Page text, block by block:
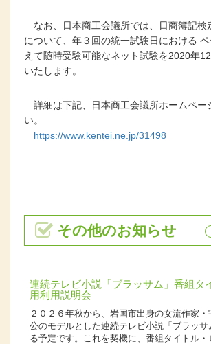
なお、日本商工会議所では、日商簿記検
について、年３回の統一試験日における
えて随時受験可能なネット試験を2020年12
いたします。
詳細は下記、日本商工会議所ホームペー
い。
https://www.kentei.ne.jp/31498
その他のお知らせ
連続テレビ小説「ブラッサム」番組タ
用利用説明会
２０２６年秋から、岩国市出身の女流作家・
公のモデルとした連続テレビ小説「ブラッサ
る予定です。これを契機に、番組タイトル・